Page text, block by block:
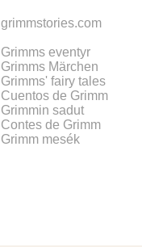
grimmstories.com
Grimms eventyr
Grimms Märchen
Grimms' fairy tales
Cuentos de Grimm
Grimmin sadut
Contes de Grimm
Grimm mesék